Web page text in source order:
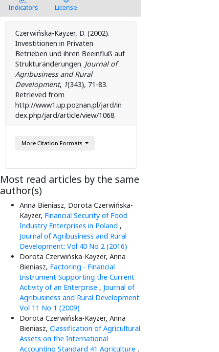
Indicators License
Czerwińska-Kayzer, D. (2002).
Investitionen in Privaten
Betrieben und ihren Beeinfluß auf
Strukturänderungen. Journal of
Agribusiness and Rural
Development, 1( 343), 71-83.
Retrieved from
http://www1.up.poznan.pl/jard/in
dex.php/jard/article/view/1068
More Citation Formats
Most read articles by the same
author(s)
Anna Bieniasz, Dorota Czerwińska-
Kayzer, Financial Security of Food
Industry Enterprises in Poland ,
Journal of Agribusiness and Rural
Development: Vol 40 No 2 (2016)
Dorota Czerwińska-Kayzer, Anna
Bieniasz, Factoring - Financial
Instrument Supporting the Current
Activity of an Enterprise , Journal of
Agribusiness and Rural Development:
Vol 11 No 1 (2009)
Dorota Czerwińska-Kayzer, Anna
Bieniasz, Classification of Agricultural
Assets on the International
Accounting Standard 41 Agriculture ,